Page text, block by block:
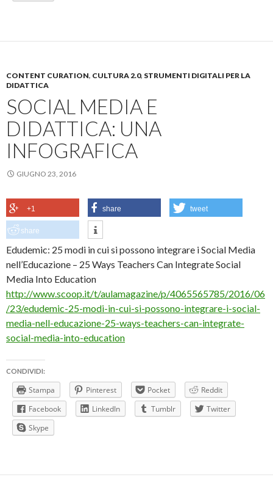
CONTENT CURATION, CULTURA 2.0, STRUMENTI DIGITALI PER LA
DIDATTICA
SOCIAL MEDIA E
DIDATTICA: UNA
INFOGRAFICA
GIUGNO 23, 2016
+1 share tweet
share
Edudemic: 25 modi in cui si possono integrare i Social Media
nell’Educazione – 25 Ways Teachers Can Integrate Social
Media Into Education
http://www.scoop.it/t/aulamagazine/p/4065565785/2016/06
/23/edudemic-25-modi-in-cui-si-possono-integrare-i-social-
media-nell-educazione-25-ways-teachers-can-integrate-
social-media-into-education
CONDIVIDI:
Stampa Pinterest Pocket
Reddit
Facebook
LinkedIn Tumblr
Twitter
Skype